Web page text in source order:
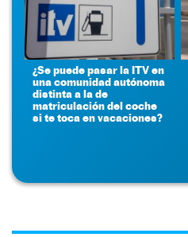
¿Se puede pasar la ITV en
una comunidad autónoma
distinta a la de
matriculación del coche
si te toca en vacaciones?